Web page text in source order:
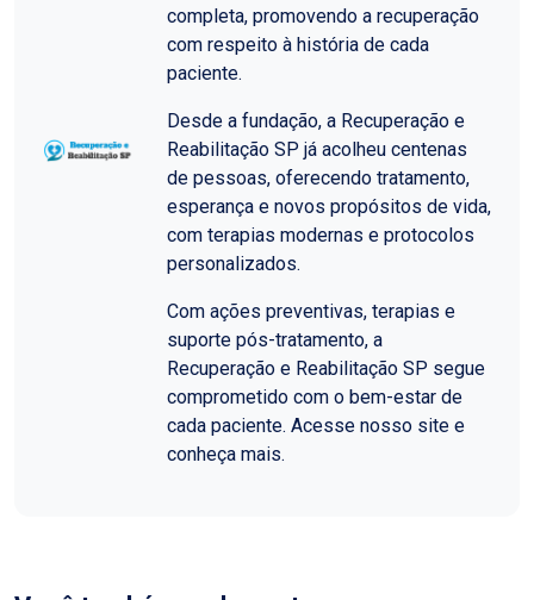
completa, promovendo a recuperação
com respeito à história de cada
paciente.
Desde a fundação, a Recuperação e
Reabilitação SP já acolheu centenas
de pessoas, oferecendo tratamento,
esperança e novos propósitos de vida,
com terapias modernas e protocolos
personalizados.
Com ações preventivas, terapias e
suporte pós-tratamento, a
Recuperação e Reabilitação SP segue
comprometido com o bem-estar de
cada paciente. Acesse nosso site e
conheça mais.